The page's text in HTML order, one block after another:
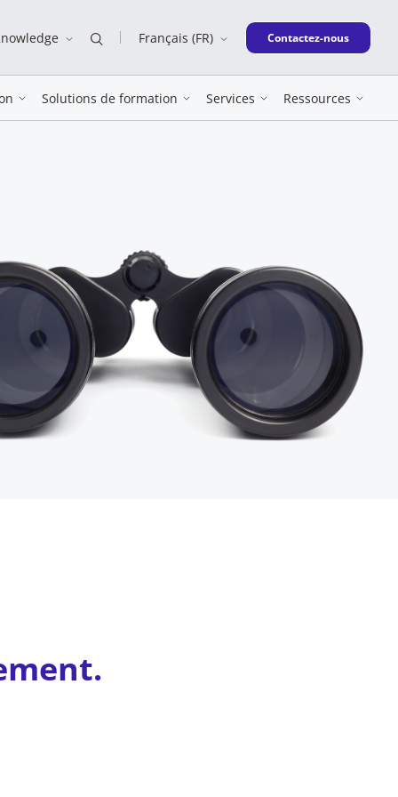
Français (FR) New window
Contactez-nous
Solutions de formation Services Ressources